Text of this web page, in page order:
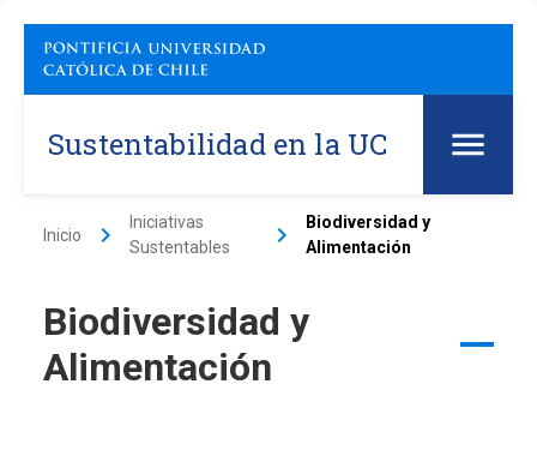
Sustentabilidad en la UC
Inicio keyboard_arrow_right
Iniciativas
Sustentables
keyboard_arrow_right
Biodiversidad y
Alimentación
Biodiversidad y
Alimentación